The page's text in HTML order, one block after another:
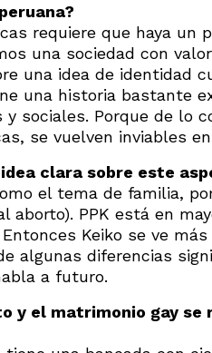
requiere que haya un
una sociedad con
una idea de identidad
una historia bastante
sociales. Porque de lo
se vuelven inviables
clara sobre este
el tema de familia,
aborto). PPK está en
Keiko se ve más
algunas diferencias
a futuro.
y el matrimonio gay se